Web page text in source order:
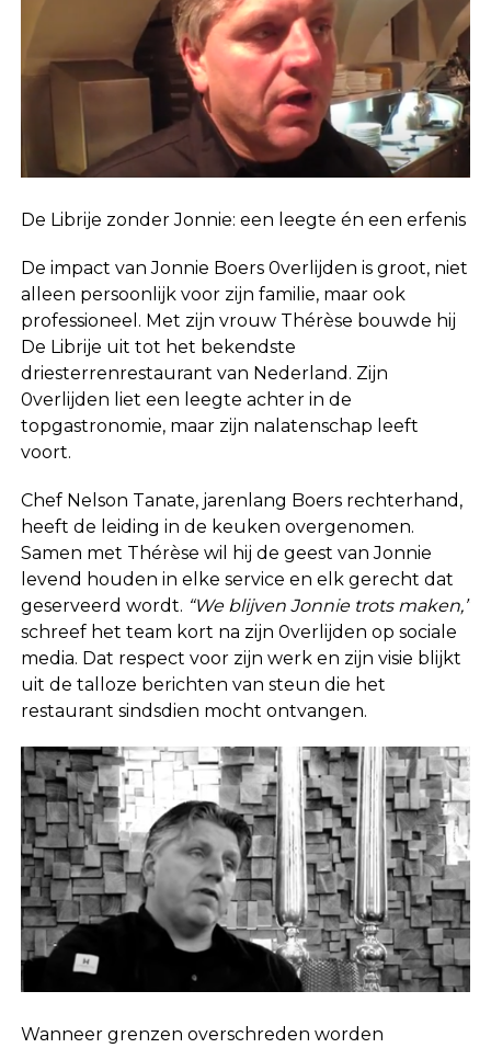
De Librije zonder Jonnie: een leegte én een erfenis
De impact van Jonnie Boers 0verlijden is groot, niet
alleen persoonlijk voor zijn familie, maar ook
professioneel. Met zijn vrouw Thérèse bouwde hij
De Librije uit tot het bekendste
driesterrenrestaurant van Nederland. Zijn
0verlijden liet een leegte achter in de
topgastronomie, maar zijn nalatenschap leeft
voort.
Chef Nelson Tanate, jarenlang Boers rechterhand,
heeft de leiding in de keuken overgenomen.
Samen met Thérèse wil hij de geest van Jonnie
levend houden in elke service en elk gerecht dat
geserveerd wordt. “We blijven Jonnie trots maken,”
schreef het team kort na zijn 0verlijden op sociale
media. Dat respect voor zijn werk en zijn visie blijkt
uit de talloze berichten van steun die het
restaurant sindsdien mocht ontvangen.
Wanneer grenzen overschreden worden